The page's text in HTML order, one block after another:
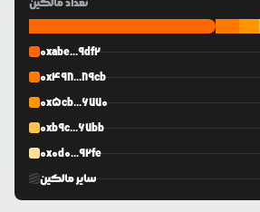
0xabe...9df2
0x498...89cb
0x5cb...6770
0xb9c...67bb
0x0d0...92fe
سایر مالکین